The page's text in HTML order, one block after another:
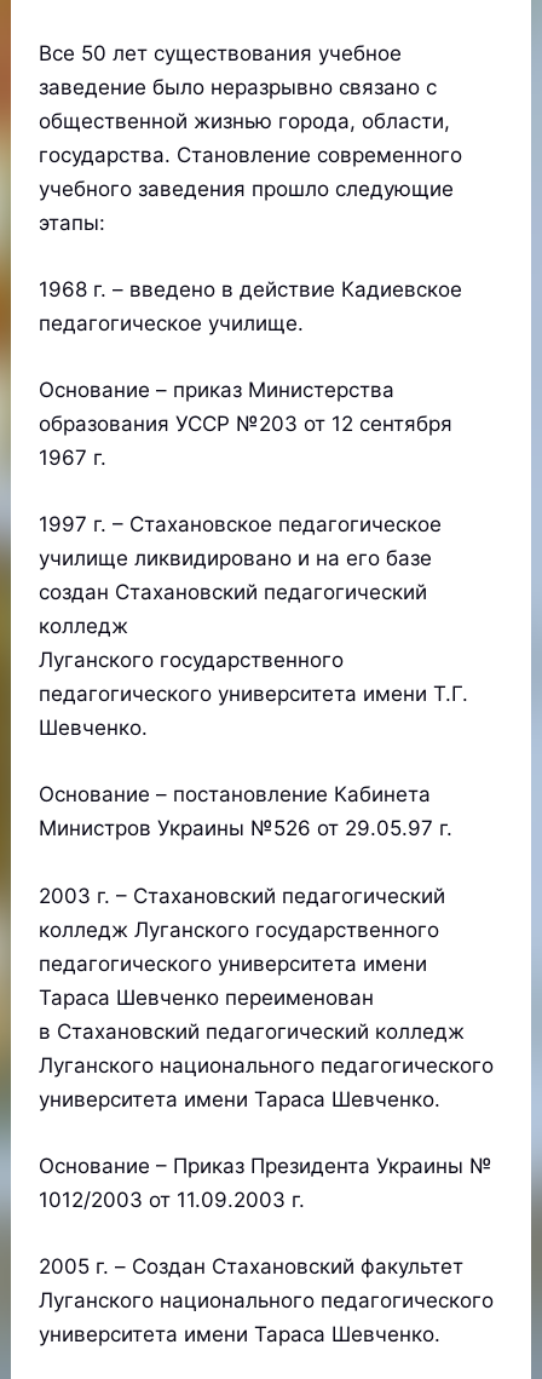
Все 50 лет существования учебное
заведение было неразрывно связано с
общественной жизнью города, области,
государства. Становление современного
учебного заведения прошло следующие
этапы:
1968 г. – введено в действие Кадиевское
педагогическое училище.
Основание – приказ Министерства
образования УССР №203 от 12 сентября
1967 г.
1997 г. – Стахановское педагогическое
училище ликвидировано и на его базе
создан Стахановский педагогический
колледж
Луганского государственного
педагогического университета имени Т.Г.
Шевченко.
Основание – постановление Кабинета
Министров Украины №526 от 29.05.97 г.
2003 г. – Стахановский педагогический
колледж Луганского государственного
педагогического университета имени
Тараса Шевченко переименован
в Стахановский педагогический колледж
Луганского национального педагогического
университета имени Тараса Шевченко.
Основание – Приказ Президента Украины №
1012/2003 от 11.09.2003 г.
2005 г. – Cоздан Стахановский факультет
Луганского национального педагогического
университета имени Тараса Шевченко.